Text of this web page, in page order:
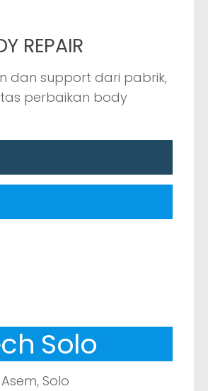
REPAIR
dan support dari pabrik,
perbaikan body
Solo
Solo